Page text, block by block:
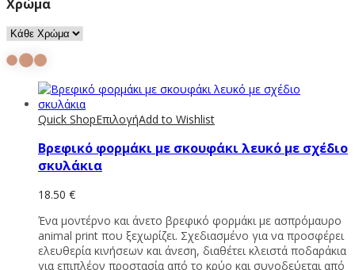
Χρώμα
Quick ShopΕπιλογήAdd to Wishlist
Βρεφικό φορμάκι με σκουφάκι λευκό με σχέδιο
σκυλάκια
18.50 €
Ένα μοντέρνο και άνετο βρεφικό φορμάκι με ασπρόμαυρο
animal print που ξεχωρίζει. Σχεδιασμένο για να προσφέρει
ελευθερία κινήσεων και άνεση, διαθέτει κλειστά ποδαράκια
για επιπλέον προστασία από το κρύο και συνοδεύεται από